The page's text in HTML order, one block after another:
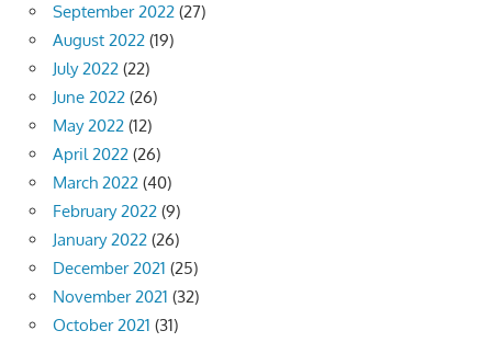
September 2022 (27)
August 2022 (19)
July 2022 (22)
June 2022 (26)
May 2022 (12)
April 2022 (26)
March 2022 (40)
February 2022 (9)
January 2022 (26)
December 2021 (25)
November 2021 (32)
October 2021 (31)